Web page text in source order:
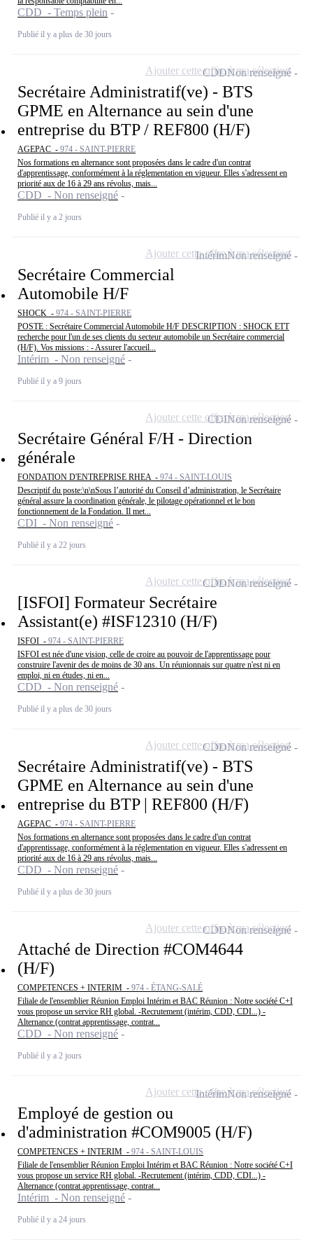
CDD - Temps plein
Publié il y a plus de 30 jours
Secrétaire Administratif(ve) - BTS
GPME en Alternance au sein d'une
entreprise du BTP / REF800 (H/F)
AGEPAC - 974 - SAINT-PIERRE
Nos formations en alternance sont proposées dans le cadre d'un contrat
d'apprentissage, conformément à la réglementation en vigueur. Elles s'adressent en
priorité aux de 16 à 29 ans révolus, mais...
CDD - Non renseigné
Publié il y a 2 jours
CDDNon renseigné
Ajouter cette offre à ma sélection
Secrétaire Commercial
Automobile H/F
SHOCK - 974 - SAINT-PIERRE
POSTE : Secrétaire Commercial Automobile H/F DESCRIPTION : SHOCK ETT
recherche pour l'un de ses clients du secteur automobile un Secrétaire commercial
(H/F). Vos missions : - Assurer l'accueil...
Intérim - Non renseigné
Publié il y a 9 jours
IntérimNon renseigné
Ajouter cette offre à ma sélection
Secrétaire Général F/H - Direction
générale
FONDATION D'ENTREPRISE RHEA - 974 - SAINT-LOUIS
Descriptif du poste:\n\nSous l’autorité du Conseil d’administration, le Secrétaire
général assure la coordination générale, le pilotage opérationnel et le bon
fonctionnement de la Fondation. Il met...
CDI - Non renseigné
Publié il y a 22 jours
CDINon renseigné
Ajouter cette offre à ma sélection
[ISFOI] Formateur Secrétaire
Assistant(e) #ISF12310 (H/F)
ISFOI - 974 - SAINT-PIERRE
ISFOI est née d'une vision, celle de croire au pouvoir de l'apprentissage pour
construire l'avenir des de moins de 30 ans. Un réunionnais sur quatre n'est ni en
emploi, ni en études, ni en...
CDD - Non renseigné
Publié il y a plus de 30 jours
CDDNon renseigné
Ajouter cette offre à ma sélection
Secrétaire Administratif(ve) - BTS
GPME en Alternance au sein d'une
entreprise du BTP | REF800 (H/F)
AGEPAC - 974 - SAINT-PIERRE
Nos formations en alternance sont proposées dans le cadre d'un contrat
d'apprentissage, conformément à la réglementation en vigueur. Elles s'adressent en
priorité aux de 16 à 29 ans révolus, mais...
CDD - Non renseigné
Publié il y a plus de 30 jours
CDDNon renseigné
Ajouter cette offre à ma sélection
Attaché de Direction #COM4644
(H/F)
COMPETENCES + INTERIM - 974 - ÉTANG-SALÉ
Filiale de l'ensemblier Réunion Emploi Intérim et BAC Réunion : Notre société C+I
vous propose un service RH global. -Recrutement (intérim, CDD, CDI...) -
Alternance (contrat apprentissage, contrat...
CDD - Non renseigné
Publié il y a 2 jours
CDDNon renseigné
Ajouter cette offre à ma sélection
Employé de gestion ou
d'administration #COM9005 (H/F)
COMPETENCES + INTERIM - 974 - SAINT-LOUIS
Filiale de l'ensemblier Réunion Emploi Intérim et BAC Réunion : Notre société C+I
vous propose un service RH global. -Recrutement (intérim, CDD, CDI...) -
Alternance (contrat apprentissage, contrat...
Intérim - Non renseigné
Publié il y a 24 jours
IntérimNon renseigné
Ajouter cette offre à ma sélection